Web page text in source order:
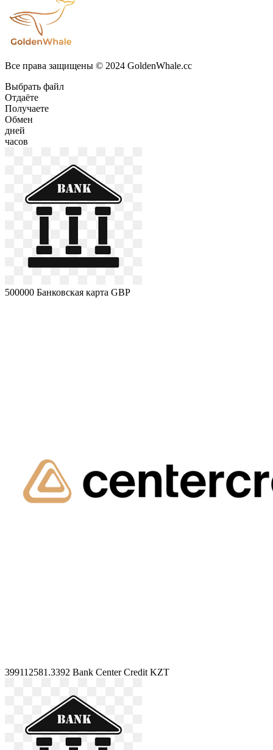
Все права защищены © 2024 GoldenWhale.cc
Выбрать файл
Отдаёте
Получаете
Обмен
дней
часов
500000 Банковская карта GBP
399112581.3392 Bank Center Credit KZT